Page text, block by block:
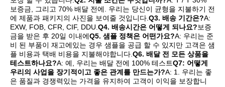
보증금, 그리고 70% 배달 전에. 우리는 당신이 균형을 지불하기 전
에 제품과 패키지의 사진을 보여줄 것입니다. Q3. 배송 기간은?A:
EXW, FOB, CFR, CIF, DDU. Q4. 배송시간은 어떻게 되나요?보증
금을 받은 후 20일 이내에Q5. 샘플 정책은 어떤가요?A: 우리는 준
비 된 부품이 재고에있는 경우 샘플을 공급 할 수 있지만 고객은 샘
플 비용과 택배 비용을 지불해야합니다. Q6. 배달 전 모든 상품을
테스트하나요?A: 예, 우리는 배달 전에 100% 테스트Q7: 어떻게
우리의 사업을 장기적이고 좋은 관계를 만드는가?A: 1. 우리는 좋
은 품질과 경쟁력있는 가격을 유지하여 고객이 이익을 보장합니